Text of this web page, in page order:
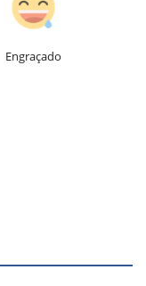
Engraçado